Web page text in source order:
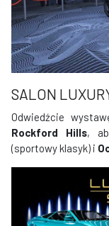
SALON
Odwiedźcie
Rockford Hills,
(sportowy klasyk) i